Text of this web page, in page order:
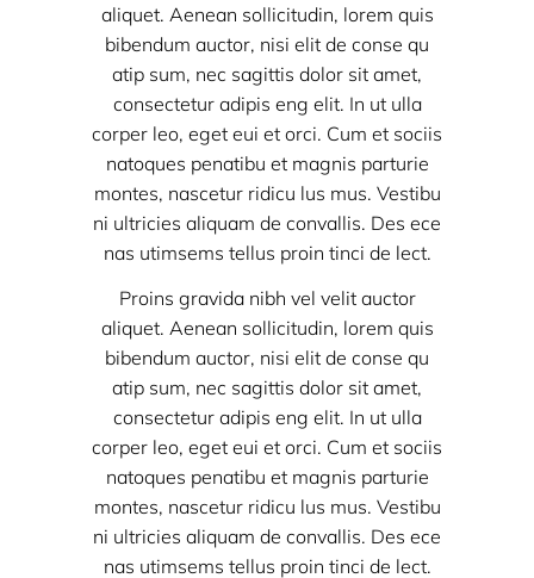
aliquet. Aenean sollicitudin, lorem quis
bibendum auctor, nisi elit de conse qu
atip sum, nec sagittis dolor sit amet,
consectetur adipis eng elit. In ut ulla
corper leo, eget eui et orci. Cum et sociis
natoques penatibu et magnis parturie
montes, nascetur ridicu lus mus. Vestibu
ni ultricies aliquam de convallis. Des ece
nas utimsems tellus proin tinci de lect.
Proins gravida nibh vel velit auctor
aliquet. Aenean sollicitudin, lorem quis
bibendum auctor, nisi elit de conse qu
atip sum, nec sagittis dolor sit amet,
consectetur adipis eng elit. In ut ulla
corper leo, eget eui et orci. Cum et sociis
natoques penatibu et magnis parturie
montes, nascetur ridicu lus mus. Vestibu
ni ultricies aliquam de convallis. Des ece
nas utimsems tellus proin tinci de lect.